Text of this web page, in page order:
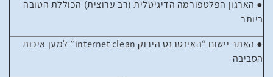
● הארגון הפלטפורמה הדיגיטלית (רב ערוצית) הכוללת הטובה
ביותר
● האתר יישום “האינטרנט הירוק clean
internet” למען איכות
הסביבה